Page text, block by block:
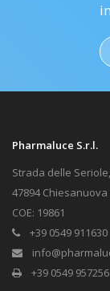
Pharmaluce S.r.l.
Strada delle
47894 Chiesanuova
COE: 19861
+39 0549 911630
+39 0549 957256